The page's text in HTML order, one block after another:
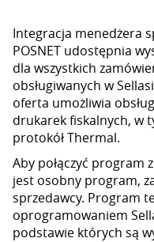
Integracja menedżera
POSNET udostępnia
dla wszystkich
obsługiwanych w
oferta umożliwia
drukarek fiskalnych, w
protokół Thermal.
Aby połączyć program
jest osobny program,
sprzedawcy. Program
oprogramowaniem
podstawie których są